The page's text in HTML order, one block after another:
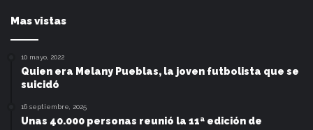
Mas vistas
10 mayo, 2022
Quien era Melany Pueblas, la joven futbolista que se
suicidó
16 septiembre, 2025
Unas 40.000 personas reunió la 11ª edición de